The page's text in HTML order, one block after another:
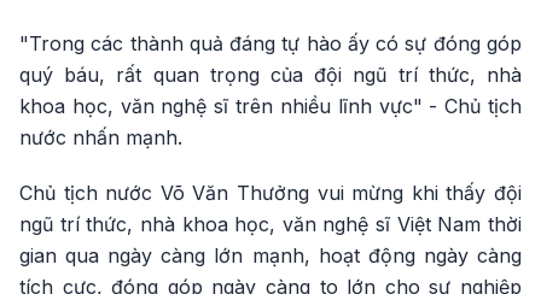
"Trong các thành quả đáng tự hào ấy có sự đóng góp
quý báu, rất quan trọng của đội ngũ trí thức, nhà
khoa học, văn nghệ sĩ trên nhiều lĩnh vực" - Chủ tịch
nước nhấn mạnh.
Chủ tịch nước Võ Văn Thưởng vui mừng khi thấy đội
ngũ trí thức, nhà khoa học, văn nghệ sĩ Việt Nam thời
gian qua ngày càng lớn mạnh, hoạt động ngày càng
tích cực, đóng góp ngày càng to lớn cho sự nghiệp